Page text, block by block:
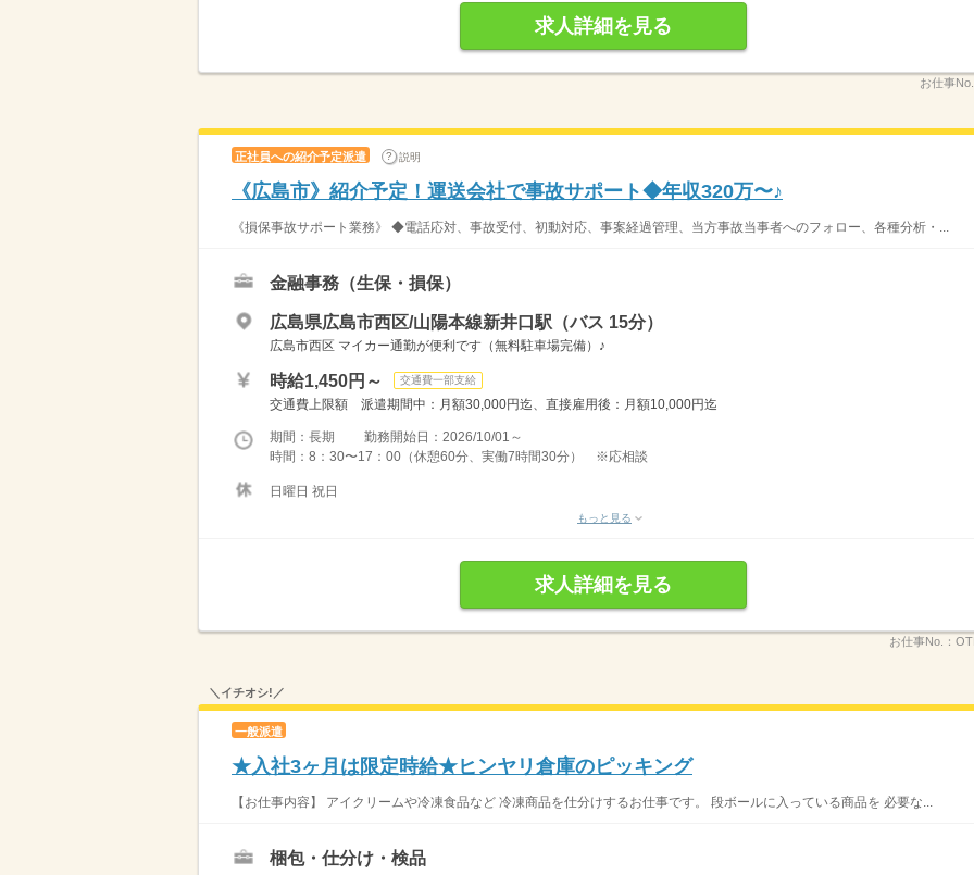
求人詳細を見る
お仕事No.
正社員への紹介予定派遣 説明
《広島市》紹介予定！運送会社で事故サポート◆年収320万〜♪
《損保事故サポート業務》 ◆電話応対、事故受付、初動対応、事案経過管理、当方事故当事者へのフォロー、各種分析・...
金融事務（生保・損保）
広島県広島市西区/山陽本線新井口駅（バス 15分）
広島市西区 マイカー通勤が便利です（無料駐車場完備）♪
時給1,450円～ 交通費一部支給
交通費上限額 派遣期間中：月額30,000円迄、直接雇用後：月額10,000円迄
期間：長期 勤務開始日：2026/10/01～
時間：8：30〜17：00（休憩60分、実働7時間30分） ※応相談
日曜日 祝日
もっと見る
求人詳細を見る
お仕事No.：
＼イチオシ!／
一般派遣
★入社3ヶ月は限定時給★ヒンヤリ倉庫のピッキング
【お仕事内容】 アイクリームや冷凍食品など 冷凍商品を仕分けするお仕事です。 段ボールに入っている商品を 必要な...
梱包・仕分け・検品